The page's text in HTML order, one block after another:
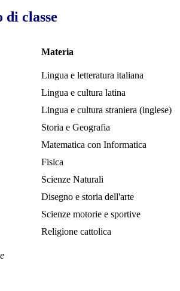
di classe
Materia
Lingua e letteratura italiana
Lingua e cultura latina
Lingua e cultura straniera (inglese)
Storia e Geografia
Matematica con Informatica
Fisica
Scienze Naturali
Disegno e storia dell'arte
Scienze motorie e sportive
Religione cattolica